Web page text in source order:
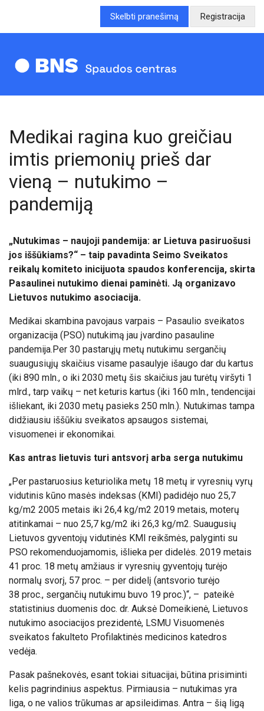
Skelbti pranešimą Registracija
Medikai ragina kuo greičiau
imtis priemonių prieš dar
vieną – nutukimo –
pandemiją
„Nutukimas – naujoji pandemija: ar Lietuva pasiruošusi
jos iššūkiams?“ – taip pavadinta Seimo Sveikatos
reikalų komiteto inicijuota spaudos konferencija, skirta
Pasaulinei nutukimo dienai paminėti. Ją organizavo
Lietuvos nutukimo asociacija.
Medikai skambina pavojaus varpais – Pasaulio sveikatos
organizacija (PSO) nutukimą jau įvardino pasauline
pandemija.Per 30 pastarųjų metų nutukimu sergančių
suaugusiųjų skaičius visame pasaulyje išaugo dar du kartus
(iki 890 mln., o iki 2030 metų šis skaičius jau turėtų viršyti 1
mlrd., tarp vaikų – net keturis kartus (iki 160 mln., tendencijai
išliekant, iki 2030 metų pasieks 250 mln.). Nutukimas tampa
didžiausiu iššūkiu sveikatos apsaugos sistemai,
visuomenei ir ekonomikai.
Kas antras lietuvis turi antsvorį arba serga nutukimu
„Per pastaruosius keturiolika metų 18 metų ir vyresnių vyrų
vidutinis kūno masės indeksas (KMI) padidėjo nuo 25,7
kg/m2 2005 metais iki 26,4 kg/m2 2019 metais, moterų
atitinkamai – nuo 25,7 kg/m2 iki 26,3 kg/m2. Suaugusių
Lietuvos gyventojų vidutinės KMI reikšmės, palyginti su
PSO rekomenduojamomis, išlieka per didelės. 2019 metais
41 proc. 18 metų amžiaus ir vyresnių gyventojų turėjo
normalų svorį, 57 proc. – per didelį (antsvorio turėjo
38 proc., sergančių nutukimu buvo 19 proc.)“, – pateikė
statistinius duomenis doc. dr. Auksė Domeikienė, Lietuvos
nutukimo asociacijos prezidentė, LSMU Visuomenės
sveikatos fakulteto Profilaktinės medicinos katedros
vedėja.
Pasak pašnekovės, esant tokiai situacijai, būtina prisiminti
kelis pagrindinius aspektus. Pirmiausia – nutukimas yra
liga, o ne valios trūkumas ar apsileidimas. Antra – šią ligą